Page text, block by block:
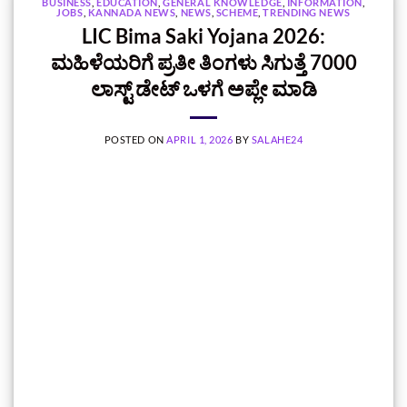
JOBS KANNADA NEWS NEWS SCHEME ,TRENDING NEWS
LIC Bima Saki Yojana 2026:
ಮಹಿಳೆಯರಿಗೆ ಪ್ರತೀ ತಿಂಗಳು ಸಿಗುತ್ತೆ 7000
ಲಾಸ್ಟ್‌ ಡೇಟ್‌ ಒಳಗೆ ಅಪ್ಲೇ ಮಾಡಿ
POSTED ON APRIL 1, 2026 BY SALAHE24